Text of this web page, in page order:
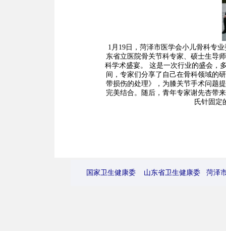
1月19日，菏泽市医学会小儿骨科专
东省立医院骨关节科专家、硕士生导
科学术盛宴。 这是一次行业的盛会，
间，专家们分享了自己在骨科领域的
带损伤的处理》，为膝关节手术问题
完美结合。随后，青年专家谢先杏带
氏针固定
国家卫生健康委 山东省卫生健康委 菏泽